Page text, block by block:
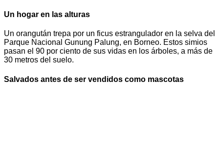
Un hogar en las alturas
Un orangután trepa por un ficus estrangulador en la selva del
Parque Nacional Gunung Palung, en Borneo. Estos simios
pasan el 90 por ciento de sus vidas en los árboles, a más de
30 metros del suelo.
Salvados antes de ser vendidos como mascotas